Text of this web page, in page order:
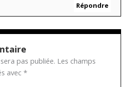
Répondre
pas publiée. Les champs
avec *